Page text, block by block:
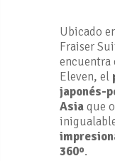
Ubicado
Fraiser
encuentra
Eleven, el
japonés-
Asiaque
360º.